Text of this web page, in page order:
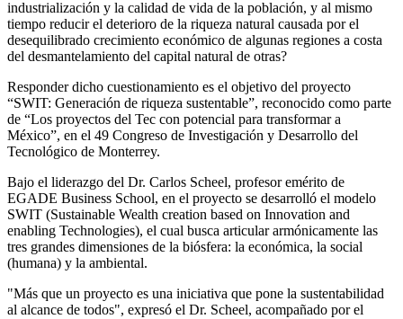
industrialización y la calidad de vida de la población, y al mismo
tiempo reducir el deterioro de la riqueza natural causada por el
desequilibrado crecimiento económico de algunas regiones a costa
del desmantelamiento del capital natural de otras?
Responder dicho cuestionamiento es el objetivo del proyecto
“SWIT: Generación de riqueza sustentable”, reconocido como parte
de “Los proyectos del Tec con potencial para transformar a
México”, en el 49 Congreso de Investigación y Desarrollo del
Tecnológico de Monterrey.
Bajo el liderazgo del Dr. Carlos Scheel, profesor emérito de
EGADE Business School, en el proyecto se desarrolló el modelo
SWIT (Sustainable Wealth creation based on Innovation and
enabling Technologies), el cual busca articular armónicamente las
tres grandes dimensiones de la biósfera: la económica, la social
(humana) y la ambiental.
"Más que un proyecto es una iniciativa que pone la sustentabilidad
al alcance de todos", expresó el Dr. Scheel, acompañado por el